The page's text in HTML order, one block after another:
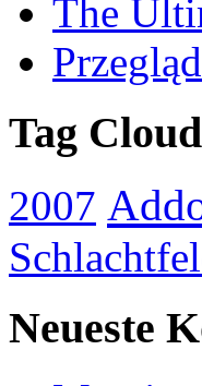
The
Tag Cloud
2007
Neueste